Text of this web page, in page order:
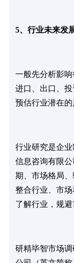
5、行业未来发
一般先分析影响
进口、出口、
预估行业潜在的
行业研究是企
信息咨询有限
期、市场格局
整合行业、市
了解行业，规避
研精毕智市场